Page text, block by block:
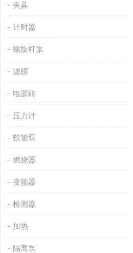
夹具
计时器
螺旋杆泵
滤膜
电源砖
压力计
软管泵
燃烧器
变频器
检测器
加热
隔离泵